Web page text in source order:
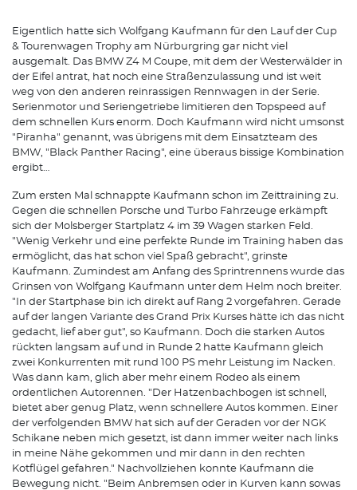
Eigentlich hatte sich Wolfgang Kaufmann für den Lauf der Cup
& Tourenwagen Trophy am Nürburgring gar nicht viel
ausgemalt. Das BMW Z4 M Coupe, mit dem der Westerwälder in
der Eifel antrat, hat noch eine Straßenzulassung und ist weit
weg von den anderen reinrassigen Rennwagen in der Serie.
Serienmotor und Seriengetriebe limitieren den Topspeed auf
dem schnellen Kurs enorm. Doch Kaufmann wird nicht umsonst
"Piranha" genannt, was übrigens mit dem Einsatzteam des
BMW, "Black Panther Racing", eine überaus bissige Kombination
ergibt…
Zum ersten Mal schnappte Kaufmann schon im Zeittraining zu.
Gegen die schnellen Porsche und Turbo Fahrzeuge erkämpft
sich der Molsberger Startplatz 4 im 39 Wagen starken Feld.
"Wenig Verkehr und eine perfekte Runde im Training haben das
ermöglicht, das hat schon viel Spaß gebracht", grinste
Kaufmann. Zumindest am Anfang des Sprintrennens wurde das
Grinsen von Wolfgang Kaufmann unter dem Helm noch breiter.
"In der Startphase bin ich direkt auf Rang 2 vorgefahren. Gerade
auf der langen Variante des Grand Prix Kurses hätte ich das nicht
gedacht, lief aber gut", so Kaufmann. Doch die starken Autos
rückten langsam auf und in Runde 2 hatte Kaufmann gleich
zwei Konkurrenten mit rund 100 PS mehr Leistung im Nacken.
Was dann kam, glich aber mehr einem Rodeo als einem
ordentlichen Autorennen. "Der Hatzenbachbogen ist schnell,
bietet aber genug Platz, wenn schnellere Autos kommen. Einer
der verfolgenden BMW hat sich auf der Geraden vor der NGK
Schikane neben mich gesetzt, ist dann immer weiter nach links
in meine Nähe gekommen und mir dann in den rechten
Kotflügel gefahren." Nachvollziehen konnte Kaufmann die
Bewegung nicht. "Beim Anbremsen oder in Kurven kann sowas